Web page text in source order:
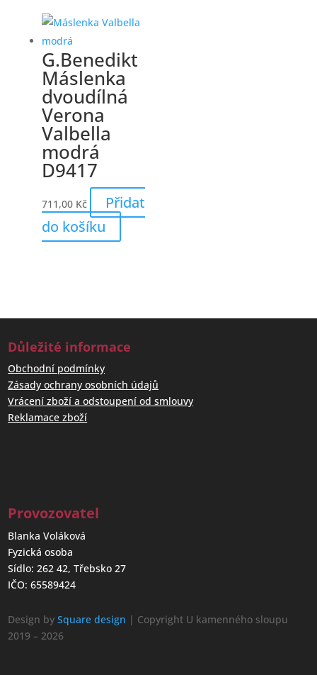
G.Benedikt
Máslenka
dvoudílná
Verona
Valbella
modrá
D9417
711,00 Kč
Přidat
do košíku
Důležité informace
Obchodní podmínky
Zásady ochrany osobních údajů
Vrácení zboží a odstoupení od smlouvy
Reklamace zboží
Provozovatel
Blanka Voláková
Fyzická osoba
Sídlo: 262 42, Třebsko 27
IČO: 65589424
Design bySquare design | Copyright U kamenného sloupu
2019 – 2026